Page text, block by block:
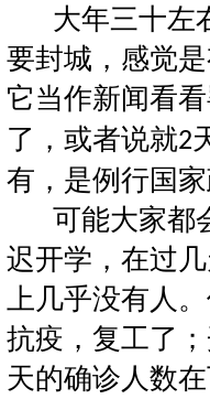
大年三十左
要封城，感觉
它当作新闻看
了，或者说就2
有，是例行国家
可能大家都
迟开学，在过
上几乎没有人
抗疫，复工了
天的确诊人数